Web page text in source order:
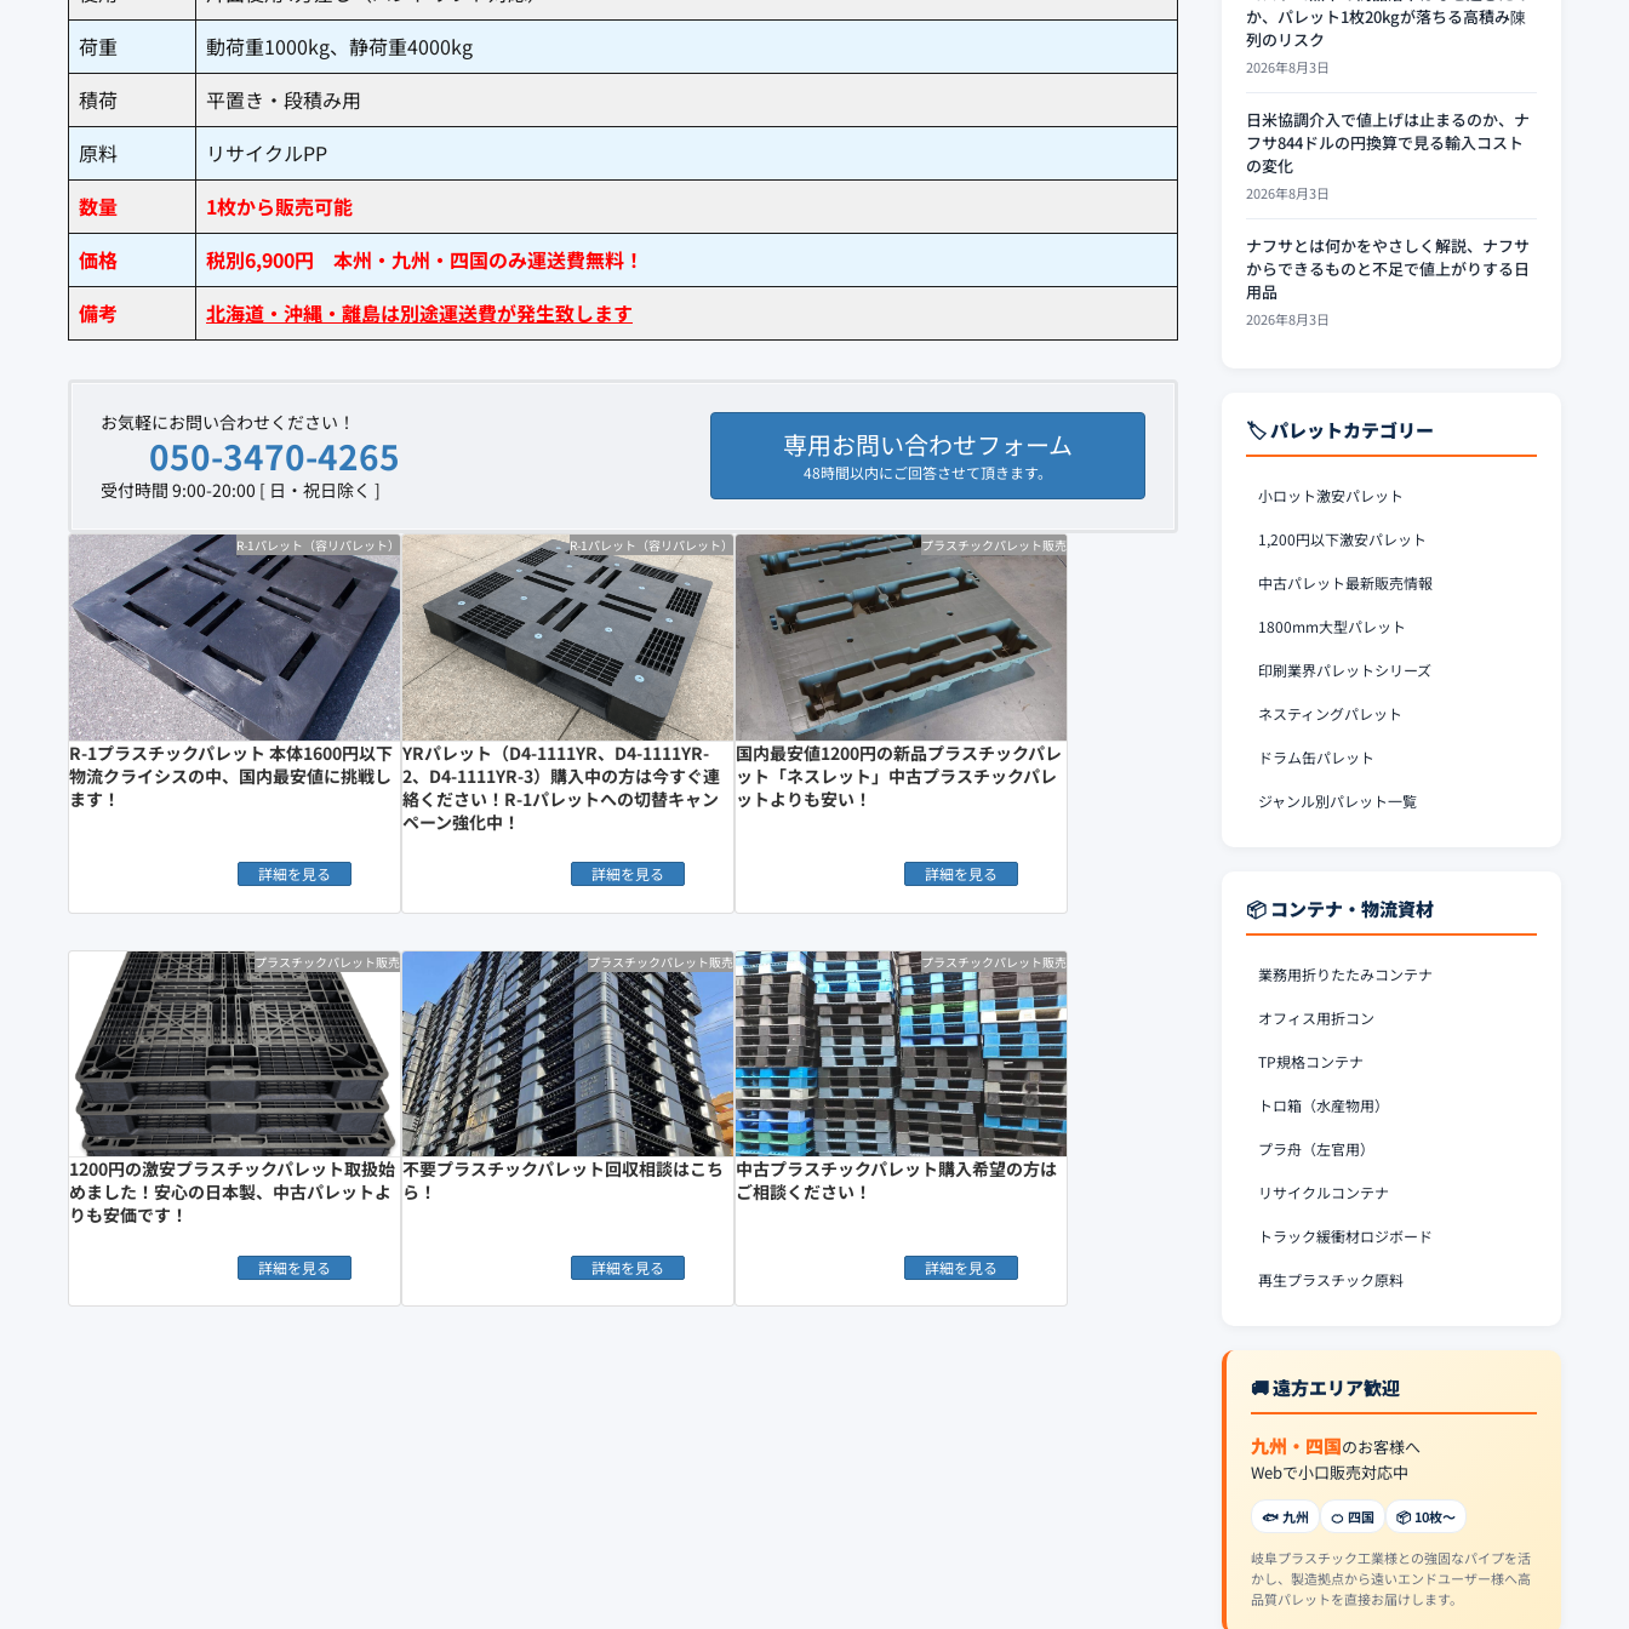
荷重
動荷重1000kg、静荷重4000kg
積荷
平置き・段積み用
原料
リサイクルPP
数量
1枚から販売可能
価格
税別6,900円 本州・九州・四国のみ運送費無料！
備考
北海道・沖縄・離島は別途運送費が発生致します
お気軽にお問い合わせください！
050-3470-4265
受付時間 9:00-20:00 [ 日・祝日除く ]
専用お問い合わせフォーム
48時間以内にご回答させて頂きます。
R-1パレット（容リパレット）
R-1プラスチックパレット 本体1600円以下
物流クライシスの中、国内最安値に挑戦し
ます！
詳細を見る
R-1パレット（容リパレット）
YRパレット（D4-1111YR、D4-1111YR-
2、D4-1111YR-3）購入中の方は今すぐ連
絡ください！R-1パレットへの切替キャン
ペーン強化中！
詳細を見る
プラスチックパレット販売
国内最安値1200円の新品プラスチックパレ
ット「ネスレット」中古プラスチックパレ
ットよりも安い！
詳細を見る
プラスチックパレット販売
1200円の激安プラスチックパレット取扱始
めました！安心の日本製、中古パレットよ
りも安価です！
詳細を見る
プラスチックパレット販売
不要プラスチックパレット回収相談はこち
ら！
詳細を見る
プラスチックパレット販売
中古プラスチックパレット購入希望の方は
ご相談ください！
詳細を見る
か、パレット1枚20kgが落ちる高積み陳
列のリスク
2026年8月3日
日米協調介入で値上げは止まるのか、ナ
フサ844ドルの円換算で見る輸入コスト
の変化
2026年8月3日
ナフサとは何かをやさしく解説、ナフサ
からできるものと不足で値上がりする日
用品
2026年8月3日
🏷️ パレットカテゴリー
小ロット激安パレット
1,200円以下激安パレット
中古パレット最新販売情報
1800mm大型パレット
印刷業界パレットシリーズ
ネスティングパレット
ドラム缶パレット
ジャンル別パレット一覧
📦 コンテナ・物流資材
業務用折りたたみコンテナ
オフィス用折コン
TP規格コンテナ
トロ箱（水産物用）
プラ舟（左官用）
リサイクルコンテナ
トラック緩衝材ロジボード
再生プラスチック原料
🚚 遠方エリア歓迎
九州・四国のお客様へ
Webで小口販売対応中
🐟 九州 🍊 四国 📦 10枚〜
岐阜プラスチック工業様との強固なパイプを活
かし、製造拠点から遠いエンドユーザー様へ高
品質パレットを直接お届けします。